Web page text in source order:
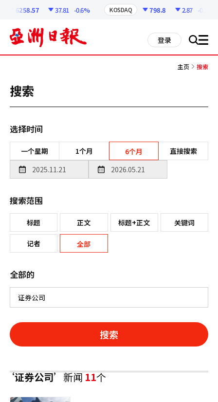
6258.57 37.81 -0.6% KOSDAQ 798.8 2.87 -0.36%
登录 搜 all
主页 搜索
搜索
选择时间
一个星期 1个月 6个月 直接搜索
搜索范围
标题 正文 标题+正文 关键词
记者 全部
全部的
搜索
‘证券公司’新闻11个